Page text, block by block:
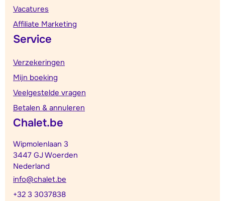
Vacatures
Affiliate Marketing
Service
Verzekeringen
Mijn boeking
Veelgestelde vragen
Betalen & annuleren
Chalet.be
Wipmolenlaan 3
3447 GJ Woerden
Nederland
info@chalet.be
+32 3 3037838